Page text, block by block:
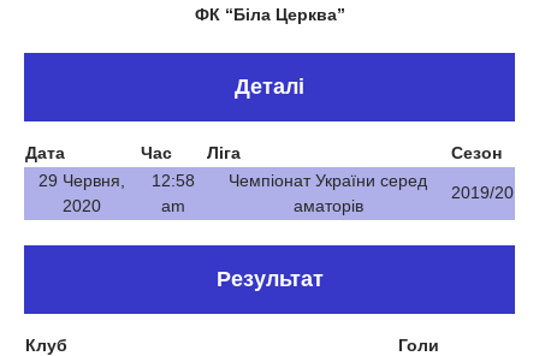
ФК “Біла Церква”
Деталі
Дата Час Ліга
Сезон
29 Червня,
2020
12:58
am
Чемпіонат України серед
аматорів
2019/20
Результат
Клуб
Голи